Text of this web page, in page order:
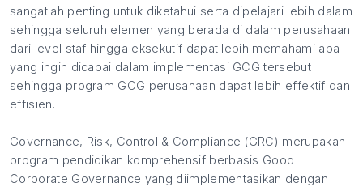
sangatlah penting untuk diketahui serta dipelajari lebih dalam
sehingga seluruh elemen yang berada di dalam perusahaan
dari level staf hingga eksekutif dapat lebih memahami apa
yang ingin dicapai dalam implementasi GCG tersebut
sehingga program GCG perusahaan dapat lebih effektif dan
effisien.
Governance, Risk, Control & Compliance (GRC) merupakan
program pendidikan komprehensif berbasis Good
Corporate Governance yang diimplementasikan dengan